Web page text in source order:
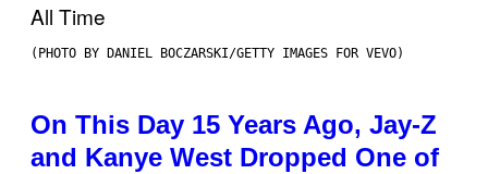
(PHOTO BY DANIEL BOCZARSKI/GETTY IMAGES FOR VEVO)
On This Day 15 Years Ago, Jay-Z
and Kanye West Dropped One of